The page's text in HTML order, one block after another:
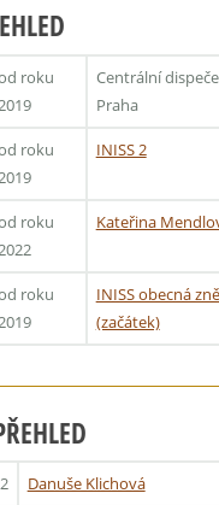
roku
Centrální
Praha
roku
INISS 2
roku
Kateřina
roku
INISS obecná
(začátek)
Danuše Klichová